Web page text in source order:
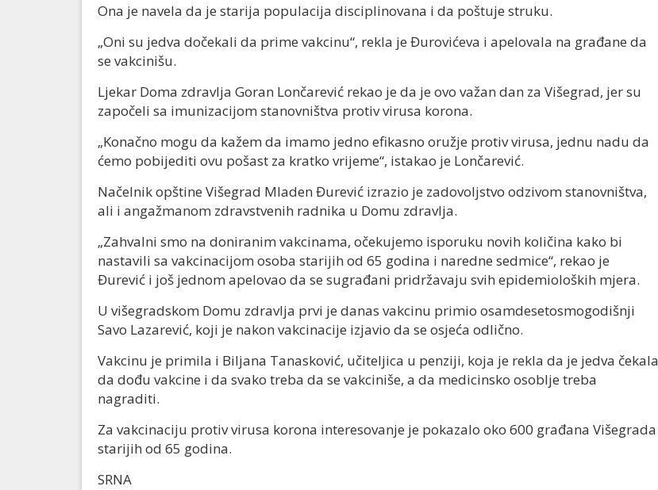
Ona je navela da je starija populacija disciplinovana i da poštuje struku.
„Oni su jedva dočekali da prime vakcinu“, rekla je Đurovićeva i apelovala na građane da
se vakcinišu.
Ljekar Doma zdravlja Goran Lončarević rekao je da je ovo važan dan za Višegrad, jer su
započeli sa imunizacijom stanovništva protiv virusa korona.
„Konačno mogu da kažem da imamo jedno efikasno oružje protiv virusa, jednu nadu da
ćemo pobijediti ovu pošast za kratko vrijeme“, istakao je Lončarević.
Načelnik opštine Višegrad Mladen Đurević izrazio je zadovoljstvo odzivom stanovništva,
ali i angažmanom zdravstvenih radnika u Domu zdravlja.
„Zahvalni smo na doniranim vakcinama, očekujemo isporuku novih količina kako bi
nastavili sa vakcinacijom osoba starijih od 65 godina i naredne sedmice“, rekao je
Đurević i još jednom apelovao da se sugrađani pridržavaju svih epidemioloških mjera.
U višegradskom Domu zdravlja prvi je danas vakcinu primio osamdesetosmogodišnji
Savo Lazarević, koji je nakon vakcinacije izjavio da se osjeća odlično.
Vakcinu je primila i Biljana Tanasković, učiteljica u penziji, koja je rekla da je jedva čekala
da dođu vakcine i da svako treba da se vakciniše, a da medicinsko osoblje treba
nagraditi.
Za vakcinaciju protiv virusa korona interesovanje je pokazalo oko 600 građana Višegrada
starijih od 65 godina.
SRNA